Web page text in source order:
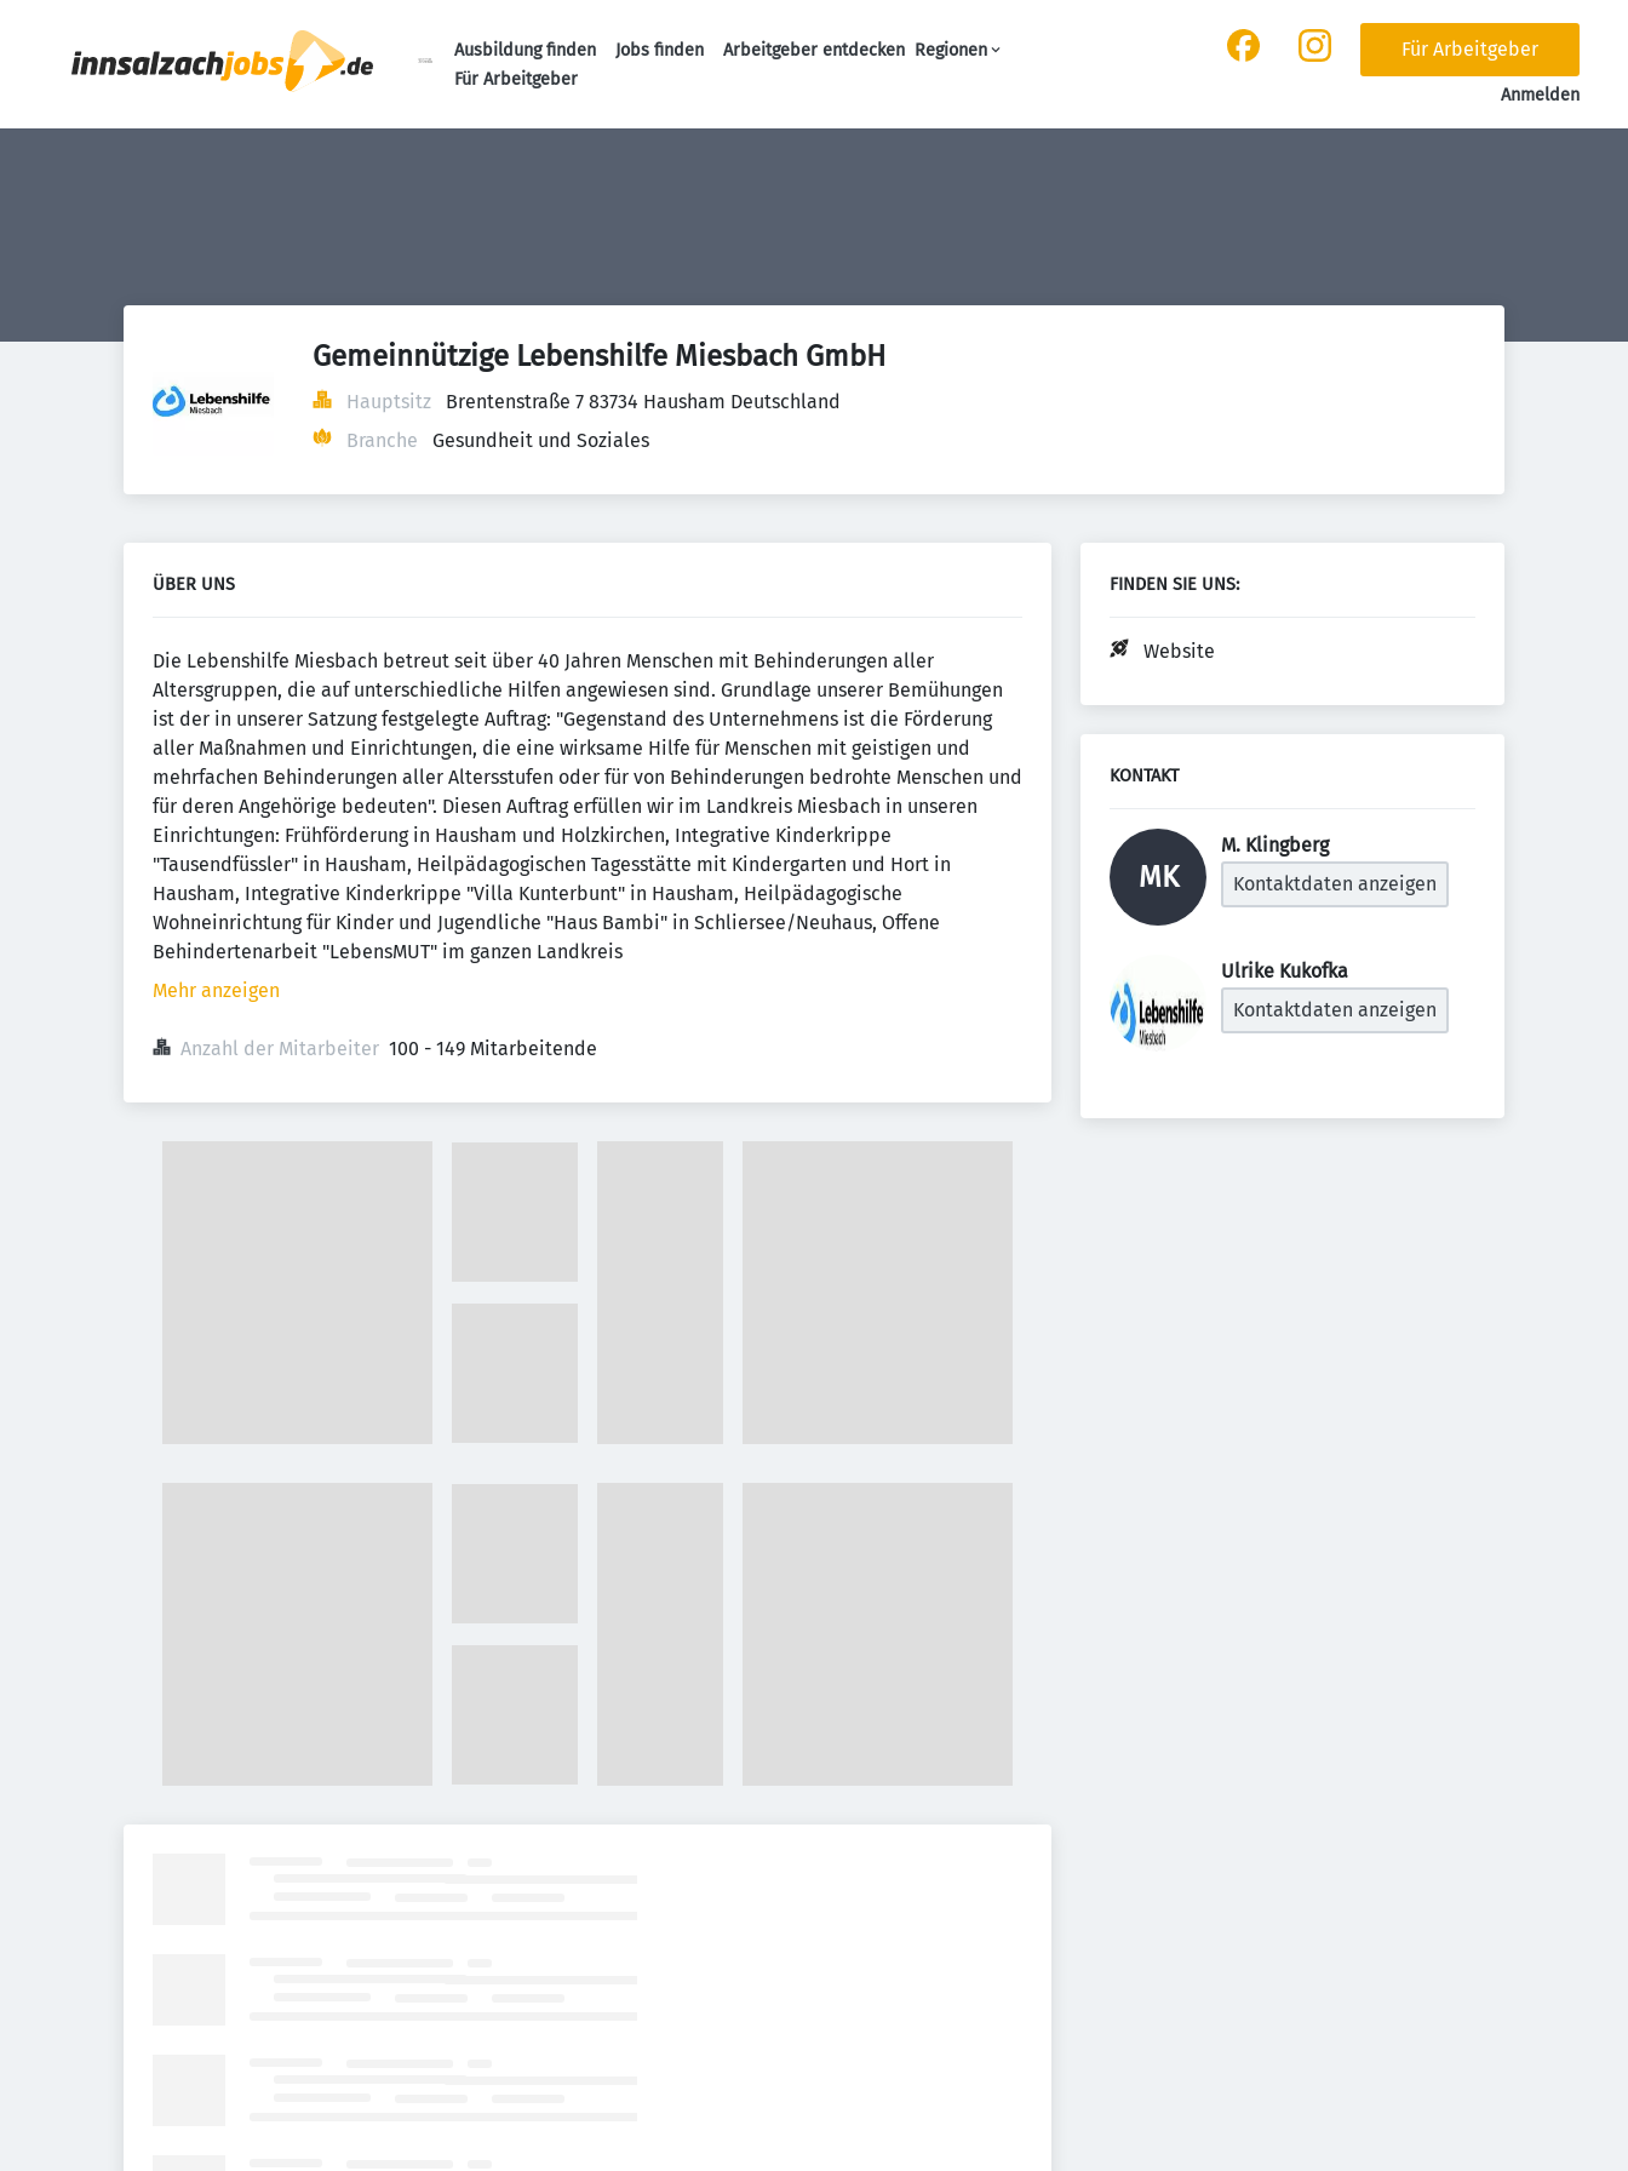
Ausbildung finden Jobs finden Arbeitgeber entdecken Regionen
Für Arbeitgeber
Für Arbeitgeber
Anmelden
Gemeinnützige Lebenshilfe Miesbach GmbH
Hauptsitz
Brentenstraße 7 83734 Hausham Deutschland
Branche
Gesundheit und Soziales
ÜBER UNS
Die Lebenshilfe Miesbach betreut seit über 40 Jahren Menschen mit Behinderungen aller
Altersgruppen, die auf unterschiedliche Hilfen angewiesen sind. Grundlage unserer Bemühungen
ist der in unserer Satzung festgelegte Auftrag: "Gegenstand des Unternehmens ist die Förderung
aller Maßnahmen und Einrichtungen, die eine wirksame Hilfe für Menschen mit geistigen und
mehrfachen Behinderungen aller Altersstufen oder für von Behinderungen bedrohte Menschen und
für deren Angehörige bedeuten". Diesen Auftrag erfüllen wir im Landkreis Miesbach in unseren
Einrichtungen: Frühförderung in Hausham und Holzkirchen, Integrative Kinderkrippe
"Tausendfüssler" in Hausham, Heilpädagogischen Tagesstätte mit Kindergarten und Hort in
Hausham, Integrative Kinderkrippe "Villa Kunterbunt" in Hausham, Heilpädagogische
Wohneinrichtung für Kinder und Jugendliche "Haus Bambi" in Schliersee/Neuhaus, Offene
Behindertenarbeit "LebensMUT" im ganzen Landkreis
Mehr anzeigen
Anzahl der Mitarbeiter 100 - 149 Mitarbeitende
FINDEN SIE UNS:
Website
KONTAKT
MK
M. Klingberg
Kontaktdaten anzeigen
Ulrike Kukofka
Kontaktdaten anzeigen